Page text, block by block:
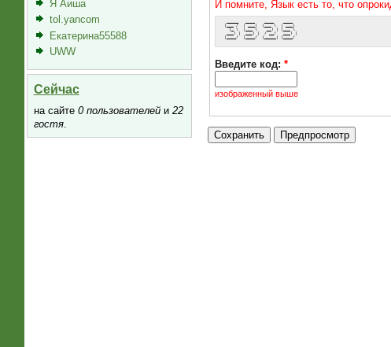
Я Аиша
tol.yancom
Екатерина55588
UWW
Сейчас
на сайте 0 пользователейи 22
гостя.
И помните, Язык есть то, что
|___ /  | ___|  |___ \  | ___|
   |_ \  |___ \    __) | |___ \
  ___) |  ___) |  / __/   ___) |
|____/  |____/  |_____| |____/
Введите код:*
изображенный выше